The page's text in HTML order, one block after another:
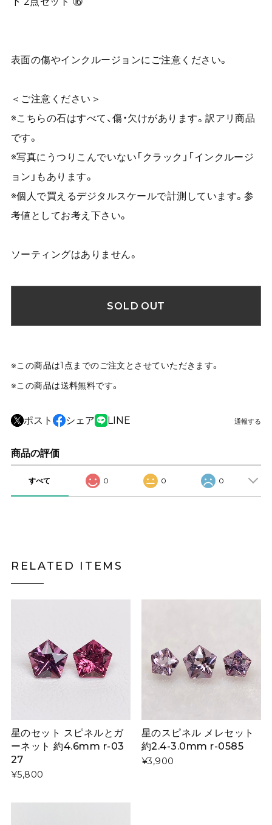
表面の傷やインクルージョンにご注意ください。
＜ご注意ください＞
※こちらの石はすべて、傷・欠けがあります。訳アリ商品
です。
※写真にうつりこんでいない「クラック」「インクルージ
ョン」もあります。
※個人で買えるデジタルスケールで計測しています。参
考値としてお考え下さい。
ソーティングはありません。
SOLD OUT
※この商品は1点までのご注文とさせていただきます。
※この商品は送料無料です。
ポスト シェア LINE 通報する
商品の評価
すべて 0 0 0
RELATED ITEMS
星のセット スピネルとガ
ーネット 約4.6mm r-03
27
¥5,800
星のスピネル メレセット
約2.4-3.0mm r-0585
¥3,900